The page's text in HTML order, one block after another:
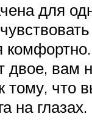
для
двое, вам
тому, что
на глазах.